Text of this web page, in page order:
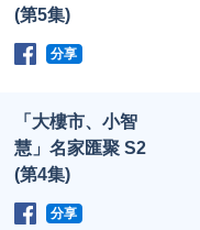
(第5集)
分享
「大樓市、小智
慧」名家匯聚 S2
(第4集)
分享